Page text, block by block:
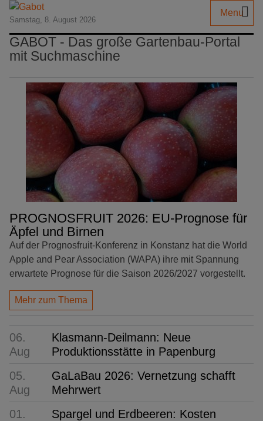
Samstag, 8. August 2026
Menu
GABOT - Das große Gartenbau-Portal
mit Suchmaschine
PROGNOSFRUIT 2026: EU-Prognose für
Äpfel und Birnen
Auf der Prognosfruit-Konferenz in Konstanz hat die World
Apple and Pear Association (WAPA) ihre mit Spannung
erwartete Prognose für die Saison 2026/2027 vorgestellt.
Mehr zum Thema
06.
Aug
Klasmann-Deilmann: Neue
Produktionsstätte in Papenburg
05.
Aug
GaLaBau 2026: Vernetzung schafft
Mehrwert
01.
Spargel und Erdbeeren: Kosten